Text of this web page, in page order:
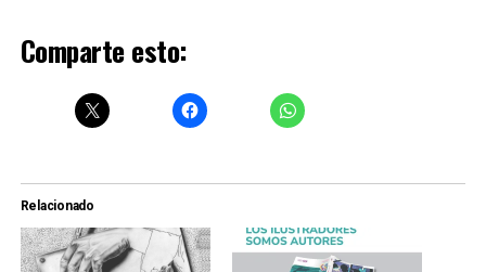
Comparte esto:
Relacionado